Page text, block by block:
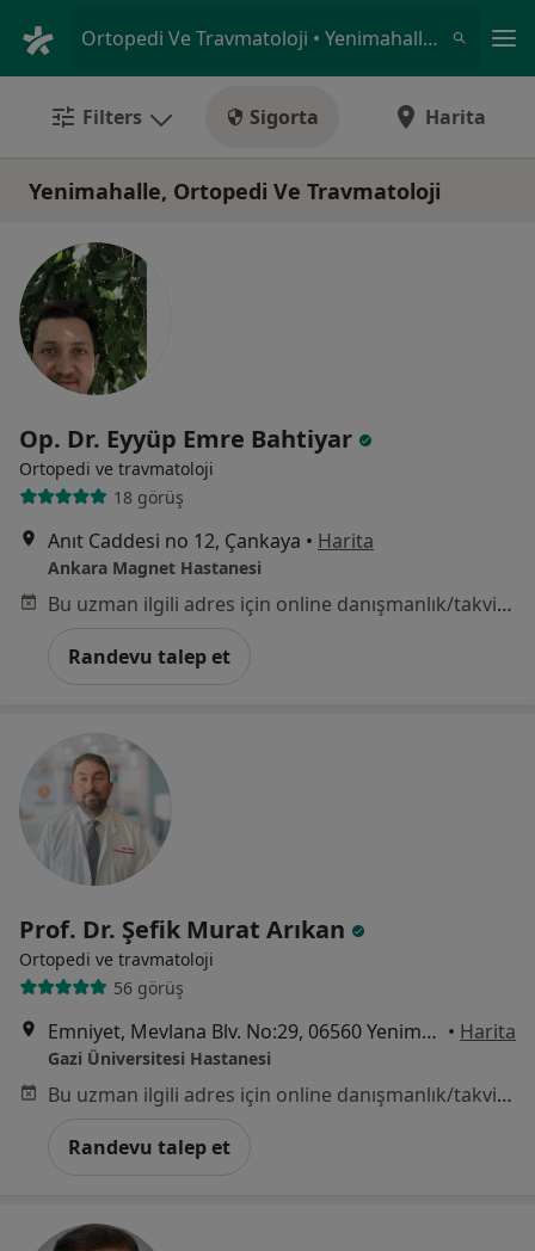
Ortopedi Ve Travmatoloji • Yenimahalle, Ankara
Filters Sigorta Harita
Yenimahalle, Ortopedi Ve Travmatoloji
Op. Dr. Eyyüp Emre Bahtiyar
Ortopedi ve travmatoloji
18 görüş
Anıt Caddesi no 12, Çankaya • Harita
Ankara Magnet Hastanesi
Bu uzman ilgili adres için online danışmanlık/takvim sunmuyor.
Randevu talep et
Prof. Dr. Şefik Murat Arıkan
Ortopedi ve travmatoloji
56 görüş
Emniyet, Mevlana Blv. No:29, 06560 Yenimahalle/Ankara, Ankara • Harita
Gazi Üniversitesi Hastanesi
Bu uzman ilgili adres için online danışmanlık/takvim sunmuyor.
Randevu talep et